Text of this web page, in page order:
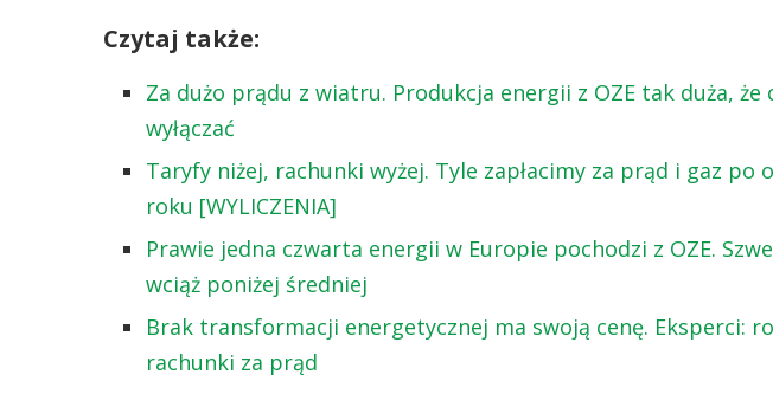
Czytaj także:
Za dużo prądu z wiatru. Produkcja energii z OZE tak duża, że
wyłączać
Taryfy niżej, rachunki wyżej. Tyle zapłacimy za prąd i gaz po
roku [WYLICZENIA]
Prawie jedna czwarta energii w Europie pochodzi z OZE.
wciąż poniżej średniej
Brak transformacji energetycznej ma swoją cenę. Eksperci:
rachunki za prąd